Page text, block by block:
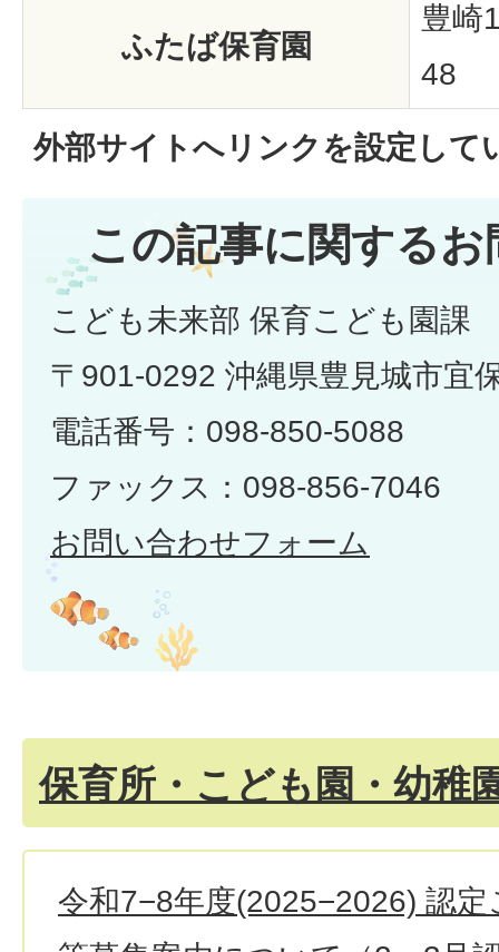
ふたば保育園
豊崎
48
外部サイトへリンクを設定して
この記事に関する
こども未来部 保育こども園課
〒901-0292 沖縄県豊見城市宜
電話番号：098-850-5088
ファックス：098-856-7046
お問い合わせフォーム
保育所・こども園・幼稚
令和7−8年度(2025−2026) 認